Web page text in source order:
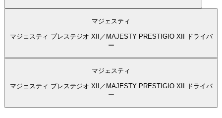
マジェスティ
マジェスティ プレステジオ XII／MAJESTY PRESTIGIO XII ドライバ
ー
マジェスティ
マジェスティ プレステジオ XII／MAJESTY PRESTIGIO XII ドライバ
ー